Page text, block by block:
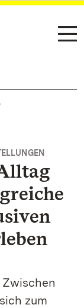
Zwischen
zum